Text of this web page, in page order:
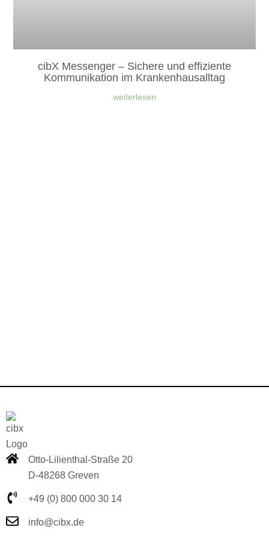
cibX Messenger – Sichere und effiziente
Kommunikation im Krankenhausalltag
weiterlesen
Otto-Lilienthal-Straße 20
D-48268 Greven
+49 (0) 800 000 30 14
info@cibx.de